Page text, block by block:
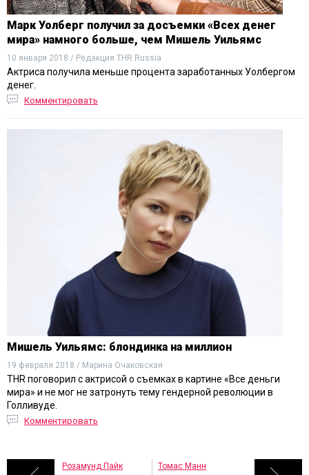
Марк Уолберг получил за досъемки «Всех денег
мира» намного больше, чем Мишель Уильямс
10 января 2018 / Редакция THR Russia
Актриса получила меньше процента заработанных Уолбергом
денег.
Комментировать
Мишель Уильямс: блондинка на миллион
19 февраля 2018 / Марина Очаковская
THR поговорил с актрисой о съемках в картине «Все деньги
мира» и не мог не затронуть тему гендерной революции в
Голливуде.
Комментировать
Розамунд Пайк
Томас Манн